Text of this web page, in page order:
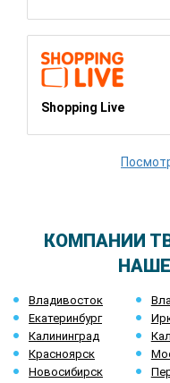
Shopping Live
КОМПАНИИ
Владивосток
Екатеринбург
Калининград
Красноярск
Новосибирск